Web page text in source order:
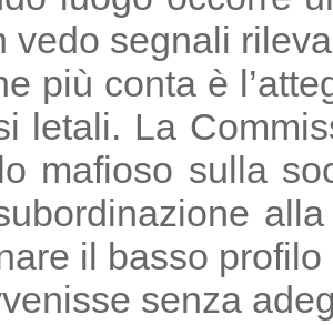
vedo segnali
più conta è
letali. La
mafioso sulla
subordinazione
il basso
senza